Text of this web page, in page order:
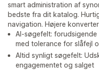
smart administration af
bedste fra dit katalog.
navigation. Højere
AI-søgefelt:
med tolerance for slåfejl
Altid synligt søgefelt:
engagementet og salget